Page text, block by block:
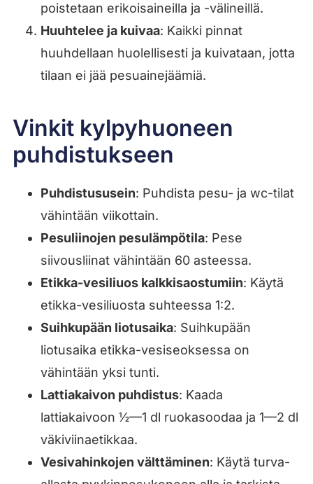
poistetaan erikoisaineilla ja -välineillä.
Huuhtelee ja kuivaa: Kaikki pinnat
huuhdellaan huolellisesti ja kuivataan, jotta
tilaan ei jää pesuainejäämiä.
Vinkit kylpyhuoneen
puhdistukseen
Puhdistususein: Puhdista pesu- ja wc-tilat
vähintään viikottain.
Pesuliinojen pesulämpötila: Pese
siivousliinat vähintään 60 asteessa.
Etikka-vesiliuos kalkkisaostumiin: Käytä
etikka-vesiliuosta suhteessa 1:2.
Suihkupään liotusaika: Suihkupään
liotusaika etikka-vesiseoksessa on
vähintään yksi tunti.
Lattiakaivon puhdistus: Kaada
lattiakaivoon ½—1 dl ruokasoodaa ja 1—2 dl
väkiviinaetikkaa.
Vesivahinkojen välttäminen: Käytä turva-